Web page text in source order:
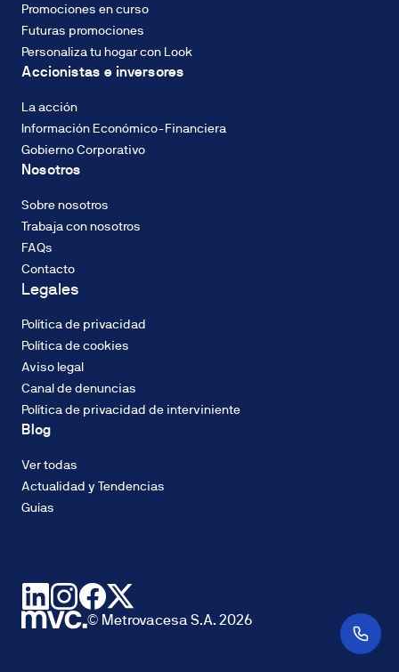
un
Tipo
Fijo
TIN,
con
sistema
francés
de
cuotas
constantes.
tipo
de
interés
podrá
ser
fijo
variable
y
variará
la
finalidad
del
Economía
circular
Recursos
hidrícos
ENERGÉTICA
Consumo de
energía: A
CALIFICACIÓN
ENERGÉTICA
Emisiones
(CO2): A
DOMUM
Compromiso
SELLO VERDE
Promociones en curso
Futuras promociones
Personaliza tu hogar con Look
Accionistas e inversores
La acción
Información Económico-Financiera
Gobierno Corporativo
Nosotros
Sobre nosotros
Trabaja con nosotros
FAQs
Contacto
Legales
Política de privacidad
Política de cookies
Aviso legal
Canal de denuncias
Política de privacidad de interviniente
Blog
Ver todas
Actualidad y Tendencias
Guías
© Metrovacesa S.A. 2026